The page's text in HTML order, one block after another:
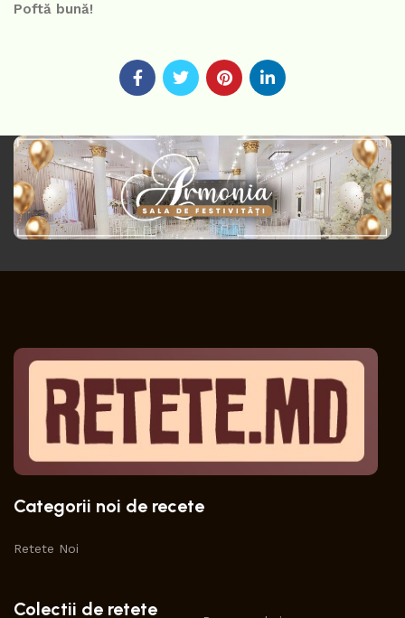
Poftă bună!
Categorii noi de recete
Retete Noi
Colectii de retete